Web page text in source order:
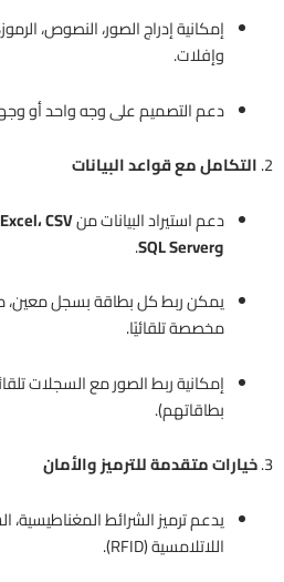
إمكانية إدراج الصور، النصوص،
وإفلات.
دعم التصميم على وجه واحد أو
2. التكامل مع قواعد البيانات
دعم استيراد البيانات من
وSQL Server
.
يمكن ربط كل بطاقة بسجل معين،
مخصصة تلقائيًا.
إمكانية ربط الصور مع السجلات
بطاقاتهم).
3. خيارات متقدمة للترميز والأمان
يدعم ترميز الشرائط المغناطيسية،
اللاتلامسية (RFID).